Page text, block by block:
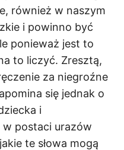
również w naszym
i powinno być
ponieważ jest to
to liczyć. Zresztą,
za niegroźne
się jednak o
i
postaci urazów
te słowa mogą